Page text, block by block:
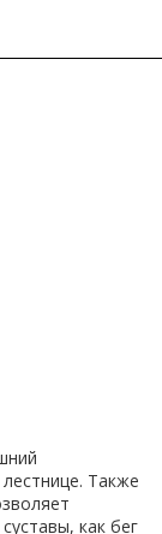
. Также
как бег